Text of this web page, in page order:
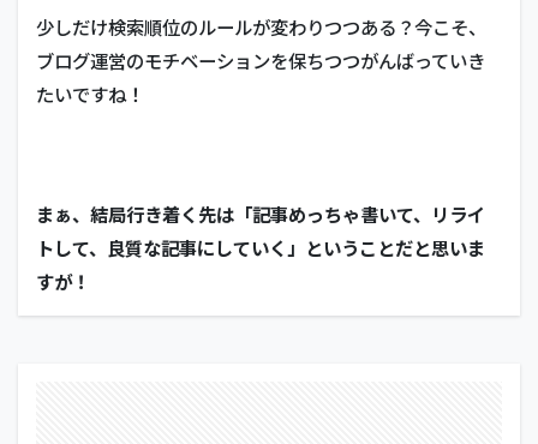
少しだけ検索順位のルールが変わりつつある？今こそ、
ブログ運営のモチベーションを保ちつつがんばっていき
たいですね！
まぁ、結局行き着く先は「記事めっちゃ書いて、リライ
トして、良質な記事にしていく」ということだと思いま
すが！